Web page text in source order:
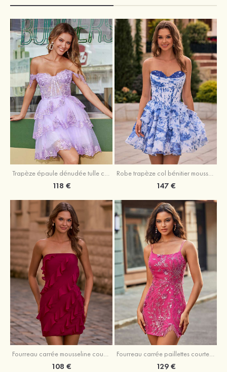
118 € 147 €
Fourreau carrée mousseline courte/mini robe de fête de la rentré avec volants
108 €
Fourreau carrée paillettes courte/mini robe de fête de la rentrée
129 €